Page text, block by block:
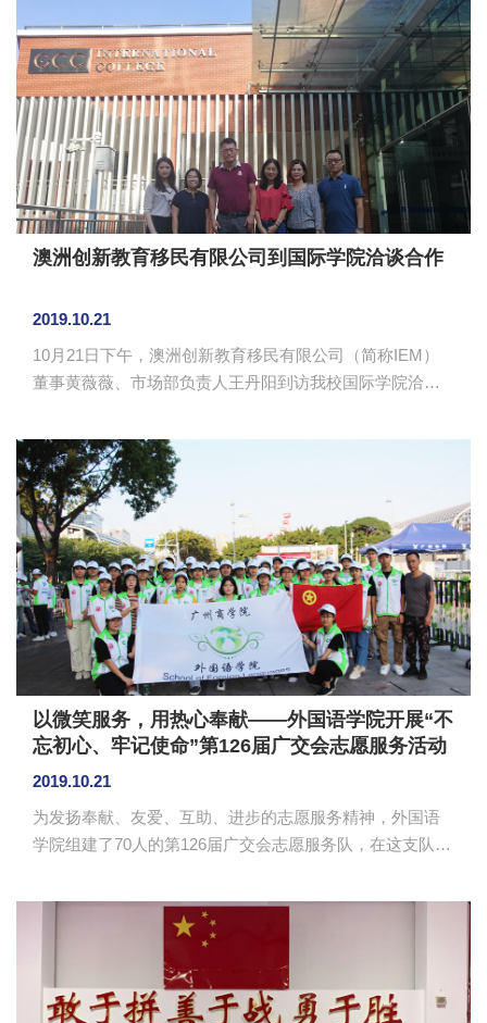
计学院党总支书记欧莹列席并作出指导。 会上，吴福
珍带领学习了《习近平关于“不忘初心、牢记使命”论述摘
编》第二章“新时代中国共产党的历史使命”内容，各委员认
真学习，并分享自己的学习心得。欧莹提出要结合自己的
本职工作思考，在工作过...
澳洲创新教育移民有限公司到国际学院洽谈合作
2019.10.21
10月21日下午，澳洲创新教育移民有限公司（简称IEM）
董事黄薇薇、市场部负责人王丹阳到访我校国际学院洽谈
玲及外事主管张艳东在国际学院202会议室接待了黄薇薇一
行并进行洽谈。 黄薇薇介绍了IEM的基本情况及其主
要合作项目和业务。IEM已经成立10余年，与澳洲好几所优
质大学合作。黄薇薇表示我校是广东省国际教育办学非常
有实力的高校，往年通过IEM申请出国留学的学生质量也很
高，希望可以与我校达成友好的合作关系，帮助更多的学
生到海外求学。 ...
以微笑服务，用热心奉献——外国语学院开展“不
忘初心、牢记使命”第126届广交会志愿服务活动
2019.10.21
为发扬奉献、友爱、互助、进步的志愿服务精神，外国语
学院组建了70人的第126届广交会志愿服务队，在这支队伍
了先锋模范作用，用实际行动践行了“不忘初心、牢记使
书记刘万里的带领下，志愿服务团队有序地出发前往琶洲
会馆。志愿者们在海珠区青年志愿者协会工作人员的带领
下抵达指定地点领取志愿者服与志愿帽，熟悉各项工作流